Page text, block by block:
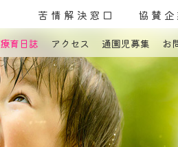
苦情解決窓口 協賛
療育日誌 アクセス 通園児募集 お
よく
お問